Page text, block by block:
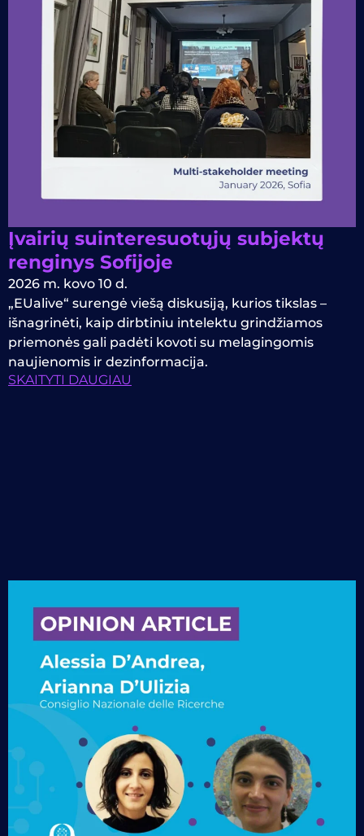
Įvairių suinteresuotųjų subjektų
renginys Sofijoje
2026 m. kovo 10 d.
„EUalive“ surengė viešą diskusiją, kurios tikslas –
išnagrinėti, kaip dirbtiniu intelektu grindžiamos
priemonės gali padėti kovoti su melagingomis
naujienomis ir dezinformacija.
SKAITYTI DAUGIAU